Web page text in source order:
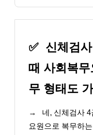
✅ 신체검
때 사회복
무 형태도
→
네, 신체검사
요원으로 복무하